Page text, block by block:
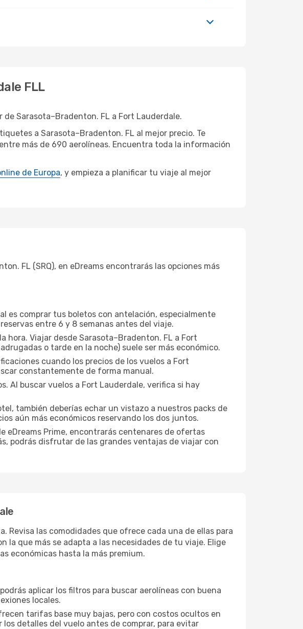
FLL
Sarasota–Bradenton. FL a Fort Lauderdale.
a Sarasota–Bradenton. FL al mejor precio. Te
más de 690 aerolíneas. Encuentra toda la información
de Europa, y empieza a planificar tu viaje al mejor
FL (SRQ), en eDreams encontrarás las opciones más
es comprar tus boletos con antelación, especialmente
entre 6 y 8 semanas antes del viaje.
hora. Viajar desde Sarasota–Bradenton. FL a Fort
o tarde en la noche) suele ser más económico.
cuando los precios de los vuelos a Fort
constantemente de forma manual.
Al buscar vuelos a Fort Lauderdale, verifica si hay
también deberías echar un vistazo a nuestros packs de
aún más económicos reservando los dos juntos.
eDreams Prime, encontrarás centenares de ofertas
podrás disfrutar de las grandes ventajas de viajar con
Revisa las comodidades que ofrece cada una de ellas para
la que más se adapta a las necesidades de tu viaje. Elige
económicas hasta la más premium.
aplicar los filtros para buscar aerolíneas con buena
locales.
tarifas base muy bajas, pero con costos ocultos en
detalles del vuelo antes de comprar, para evitar